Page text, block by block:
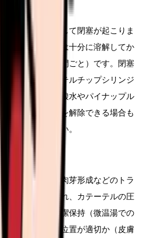
に付着・固化して閉塞が起こりま
の徹底、薬剤は十分に溶解してか
シュ（6〜8時間ごと）です。閉塞
浸漬し、カテーテルチップシリンジ
試みます。炭酸水やパイナップル
含む）で閉塞を解除できる場合も
従ってください。
赤、びらん、肉芽形成などのトラ
因は胃液の漏れ、カテーテルの圧
囲の観察と清潔保持（微温湯での
トッパー）の位置が適切か（皮膚